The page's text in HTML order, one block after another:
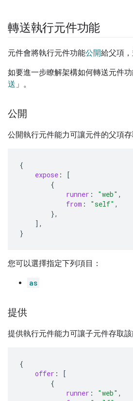
轉送執行元件功能
元件會將執行元件功能公開給父項
如要進一步瞭解架構如何轉送元件
送 」。
公開
公開執行元件能力可讓元件的父項存
{
expose :
[
{
runner : "web" ,
from : "self" ,
},
],
}
您可以選擇指定下列項目：
as
提供
提供執行元件能力可讓子元件存取該
{
offer :
[
{
runner : "web" ,